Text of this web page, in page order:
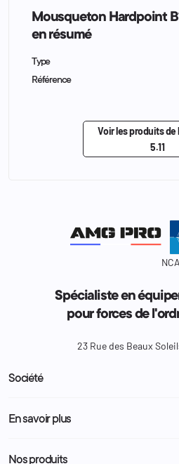
Mousqueton Hardpoint
en résumé
Type
Référence
Voir les produits de
5.11
Spécialiste en
pour forces de
23 Rue des Beaux
Société
Livraison et retour colis
En savoir plus
Programme Fidélité
Nos produits